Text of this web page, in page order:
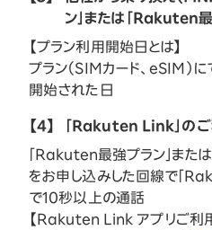
ン」または「Rakuten
【プラン利用開始日とは】
プラン（SIMカード、eSIM）
開始された日
【4】
「Rakuten Link」のご
「Rakuten最強プラン」また
をお申し込みした回線で「
で10秒以上の通話
【Rakuten Link アプリご利